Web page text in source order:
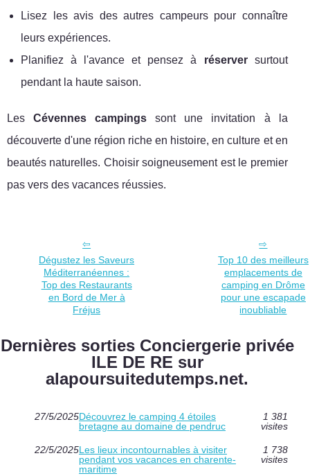
Lisez les avis des autres campeurs pour connaître
leurs expériences.
Planifiez à l'avance et pensez à réserversurtout
pendant la haute saison.
LesCévennes campings sont une invitation à la
découverte d'une région riche en histoire, en culture et en
beautés naturelles. Choisir soigneusement est le premier
pas vers des vacances réussies.
Dégustez les Saveurs
Méditerranéennes :
Top des Restaurants
en Bord de Mer à
Fréjus
Top 10 des meilleurs
emplacements de
camping en Drôme
pour une escapade
inoubliable
Dernières sorties Conciergerie privée
ILE DE RE sur
alapoursuitedutemps.net.
27/5/2025Découvrez le camping 4 étoiles
bretagne au domaine de pendruc
1 381
visites
22/5/2025Les lieux incontournables à visiter
pendant vos vacances en charente-
maritime
1 738
visites